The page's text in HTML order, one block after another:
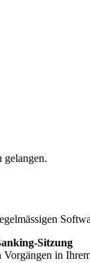
gelangen.
Sitzung
in